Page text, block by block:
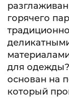
горячего
для
основан на
который